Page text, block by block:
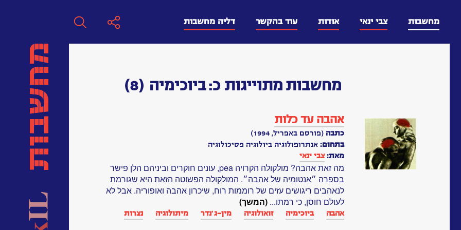
מחשבות צבי ינאי אודות עוד בהקשר דליה מחשבות
מחשבות מתוייגות כ:ביוכימיה (8)
אהבה עד כלות
כתבה (פורסם באפריל, 1994)
בתחום: אנתרופולוגיה ביולוגיה פסיכולוגיה
מאת:צבי ינאי
מה זאת אהבה? מולקולה הקרויה pea, עונים חוקרים וביניהם הלן פישר
בספרה ״אנטומיה של אהבה״. המולקולה הפשוטה הזאת היא שגורמת
לנאהבים ריגושים עזים של רוממות רוח, שיכרון אהבה ואופוריה. אבל לא
לעולם חוסן, כי רמתו... (המשך)
אהבה ביוכימיה זואולוגיה מין-ג׳נדר מיתולוגיה נצרות